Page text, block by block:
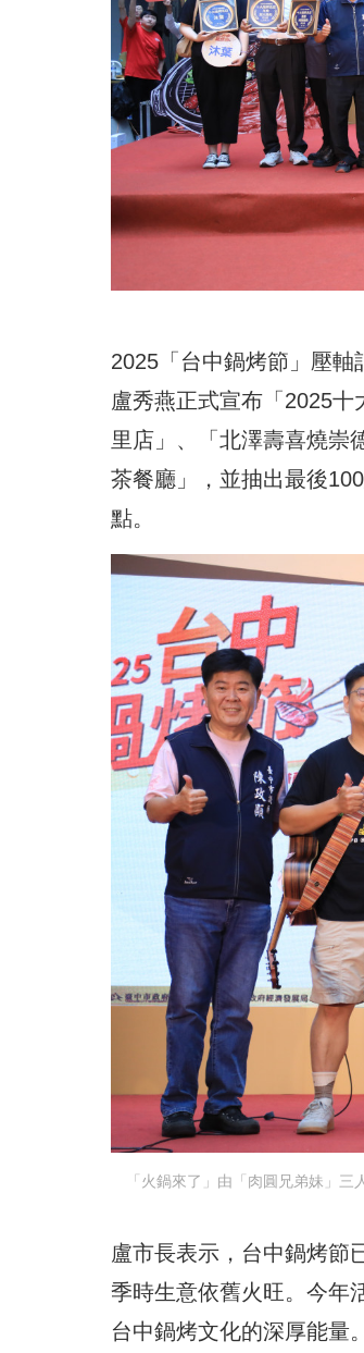
2025「台中鍋烤節」壓
盧秀燕正式宣布「2025
里店」、「北澤壽喜燒崇
茶餐廳」，並抽出最後
點。
「火鍋來了」由「肉圓兄弟妹」
盧市長表示，台中鍋烤節
季時生意依舊火旺。今年
台中鍋烤文化的深厚能量